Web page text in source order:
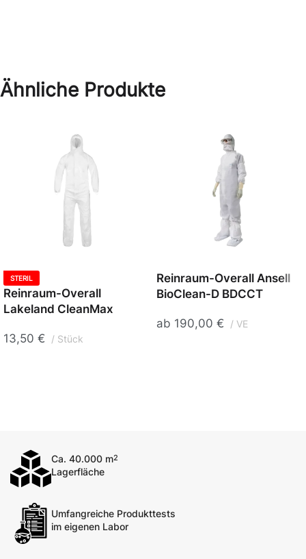
Ähnliche Produkte
STERIL
Reinraum-Overall
Lakeland CleanMax
13,50 € Stück
Reinraum-Overall Ansell
BioClean-D BDCCT
ab 190,00 € VE
Ca. 40.000 m2
Lagerfläche
Umfangreiche Produkttests
im eigenen Labor